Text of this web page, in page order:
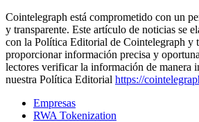
Cointelegraph está comprometido con un
y transparente. Este artículo de noticias se
con la Política Editorial de Cointelegraph y
proporcionar información precisa y
lectores verificar la información de manera
nuestra Política Editorial https://
Empresas
RWA Tokenization